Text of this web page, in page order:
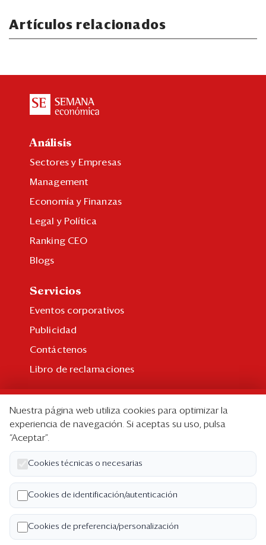
Artículos relacionados
Análisis
Sectores y Empresas
Management
Economía y Finanzas
Legal y Política
Ranking CEO
Blogs
Servicios
Eventos corporativos
Publicidad
Contáctenos
Libro de reclamaciones
Suscripción individual
Paquetes corporativos
Edición Impresa
Nosotros
Quiénes somos
Código de ética
Nuestra página web utiliza cookies para optimizar la
experiencia de navegación. Si aceptas su uso, pulsa
“Aceptar”.
Cookies técnicas o necesarias
Cookies de identificación/autenticación
Cookies de preferencia/personalización